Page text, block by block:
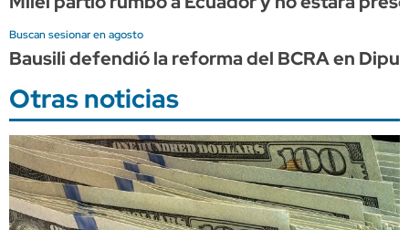
Buscan sesionar en agosto
Bausili defendió la reforma del BCRA en
Otras noticias